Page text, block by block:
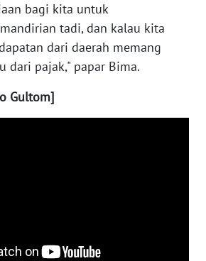
bagi kita untuk
tadi, dan kalau kita
dari daerah memang
dari pajak," papar Bima.
Gultom]